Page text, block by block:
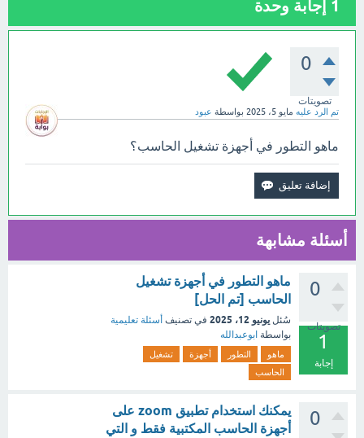
1 إجابة وحدة
0
تصويتات
تم الرد عليه مايو 5، 2025 بواسطة عبود
ماهو التطور في أجهزة تشغيل الحاسب؟
أسئلة مشابهة
0
تصويتات
1
إجابة
ماهو التطور في أجهزة تشغيل
الحاسب [تم الحل]
سُئل يونيو 12، 2025 في تصنيف أسئلة تعليمية
بواسطة ابوعبدالله
ماهو التطور أجهزة
تشغيل
الحاسب
0
يمكنك استخدام تطبيق zoom على
أجهزة الحاسب المكتبية فقط و التي